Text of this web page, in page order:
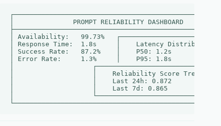
│               PROMPT RELIABILITY DASHBOARD
│ Availability:   99.73%
│ Response Time:  1.8s     │    Latency
│ Success Rate:   87.2%    │    P50: 1.2s
│ Error Rate:     1.3%     │    P95: 1.8s
│
│                    │    Reliability Score Trend
│                    │    Last 24h: 0.872
│                    │    Last 7d: 0.865
│